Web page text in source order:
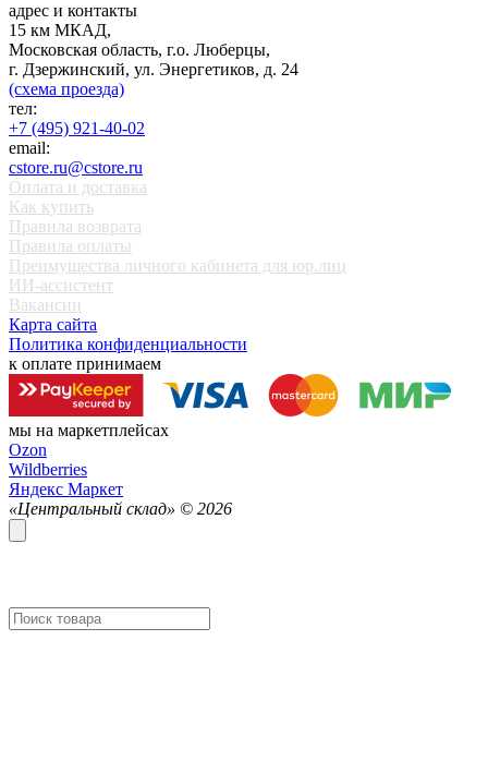
адрес и контакты
15 км МКАД,
Московская область, г.о. Люберцы,
г. Дзержинский, ул. Энергетиков, д. 24
(схема проезда)
тел:
+7 (495) 921-40-02
email:
cstore.ru@cstore.ru
Оплата и доставка
Как купить
Правила возврата
Правила оплаты
Преимущества личного кабинета для юр.лиц
ИИ-ассистент
Вакансии
Карта сайта
Политика конфиденциальности
к оплате принимаем
мы на маркетплейсах
Ozon
Wildberries
Яндекс Маркет
«Центральный склад» © 2026